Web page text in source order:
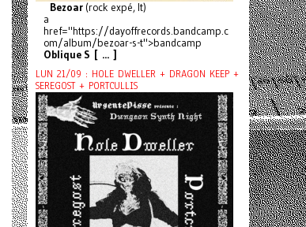
Bezoar (rock expé, It)
a
href="https://dayoffrecords.bandcamp.c
om/album/bezoar-s-t">bandcamp
Oblique S [ ... ]
LUN 21/09 : HOLE DWELLER + DRAGON KEEP +
SEREGOST + PORTCULLIS